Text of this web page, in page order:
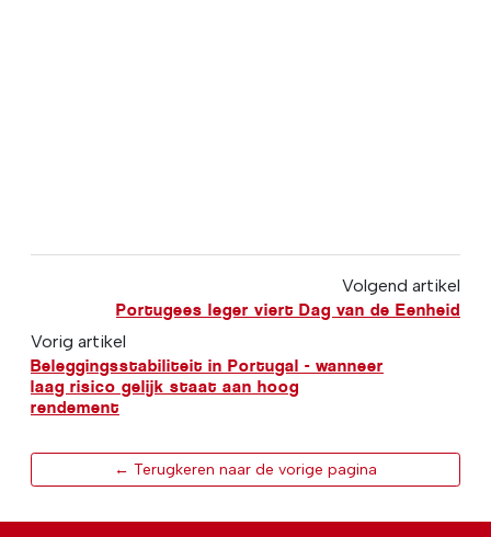
Volgend artikel
Portugees leger viert Dag van de Eenheid
Vorig artikel
Beleggingsstabiliteit in Portugal - wanneer
laag risico gelijk staat aan hoog
rendement
← Terugkeren naar de vorige pagina